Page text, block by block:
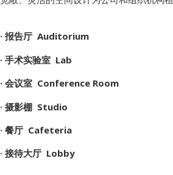
宽敞、灵活的空间设计为公司和组织机构
· 报告厅 Auditorium
· 手术实验室 Lab
· 会议室 Conference Room
· 摄影棚 Studio
· 餐厅 Cafeteria
· 接待大厅 Lobby